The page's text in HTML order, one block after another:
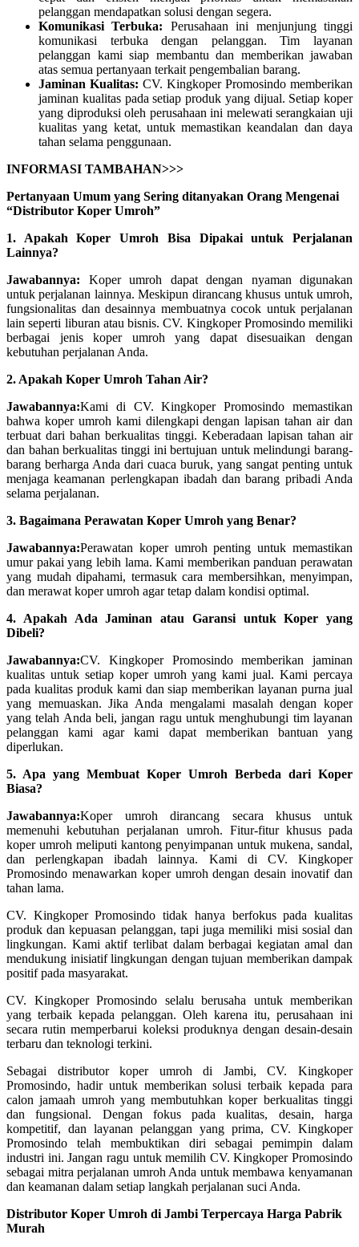
pelanggan mendapatkan solusi dengan segera.
Komunikasi Terbuka: Perusahaan ini menjunjung tinggi
komunikasi terbuka dengan pelanggan. Tim layanan
pelanggan kami siap membantu dan memberikan jawaban
atas semua pertanyaan terkait pengembalian barang.
Jaminan Kualitas: CV. Kingkoper Promosindo memberikan
jaminan kualitas pada setiap produk yang dijual. Setiap koper
yang diproduksi oleh perusahaan ini melewati serangkaian uji
kualitas yang ketat, untuk memastikan keandalan dan daya
tahan selama penggunaan.
INFORMASI TAMBAHAN>>>
Pertanyaan Umum yang Sering ditanyakan Orang Mengenai
“Distributor Koper Umroh”
1. Apakah Koper Umroh Bisa Dipakai untuk Perjalanan
Lainnya?
Jawabannya: Koper umroh dapat dengan nyaman digunakan
untuk perjalanan lainnya. Meskipun dirancang khusus untuk umroh,
fungsionalitas dan desainnya membuatnya cocok untuk perjalanan
lain seperti liburan atau bisnis. CV. Kingkoper Promosindo memiliki
berbagai jenis koper umroh yang dapat disesuaikan dengan
kebutuhan perjalanan Anda.
2. Apakah Koper Umroh Tahan Air?
Jawabannya:Kami di CV. Kingkoper Promosindo memastikan
bahwa koper umroh kami dilengkapi dengan lapisan tahan air dan
terbuat dari bahan berkualitas tinggi. Keberadaan lapisan tahan air
dan bahan berkualitas tinggi ini bertujuan untuk melindungi barang-
barang berharga Anda dari cuaca buruk, yang sangat penting untuk
menjaga keamanan perlengkapan ibadah dan barang pribadi Anda
selama perjalanan.
3. Bagaimana Perawatan Koper Umroh yang Benar?
Jawabannya:Perawatan koper umroh penting untuk memastikan
umur pakai yang lebih lama. Kami memberikan panduan perawatan
yang mudah dipahami, termasuk cara membersihkan, menyimpan,
dan merawat koper umroh agar tetap dalam kondisi optimal.
4. Apakah Ada Jaminan atau Garansi untuk Koper yang
Dibeli?
Jawabannya:CV. Kingkoper Promosindo memberikan jaminan
kualitas untuk setiap koper umroh yang kami jual. Kami percaya
pada kualitas produk kami dan siap memberikan layanan purna jual
yang memuaskan. Jika Anda mengalami masalah dengan koper
yang telah Anda beli, jangan ragu untuk menghubungi tim layanan
pelanggan kami agar kami dapat memberikan bantuan yang
diperlukan.
5. Apa yang Membuat Koper Umroh Berbeda dari Koper
Biasa?
Jawabannya:Koper umroh dirancang secara khusus untuk
memenuhi kebutuhan perjalanan umroh. Fitur-fitur khusus pada
koper umroh meliputi kantong penyimpanan untuk mukena, sandal,
dan perlengkapan ibadah lainnya. Kami di CV. Kingkoper
Promosindo menawarkan koper umroh dengan desain inovatif dan
tahan lama.
CV. Kingkoper Promosindo tidak hanya berfokus pada kualitas
produk dan kepuasan pelanggan, tapi juga memiliki misi sosial dan
lingkungan. Kami aktif terlibat dalam berbagai kegiatan amal dan
mendukung inisiatif lingkungan dengan tujuan memberikan dampak
positif pada masyarakat.
CV. Kingkoper Promosindo selalu berusaha untuk memberikan
yang terbaik kepada pelanggan. Oleh karena itu, perusahaan ini
secara rutin memperbarui koleksi produknya dengan desain-desain
terbaru dan teknologi terkini.
Sebagai distributor koper umroh di Jambi, CV. Kingkoper
Promosindo, hadir untuk memberikan solusi terbaik kepada para
calon jamaah umroh yang membutuhkan koper berkualitas tinggi
dan fungsional. Dengan fokus pada kualitas, desain, harga
kompetitif, dan layanan pelanggan yang prima, CV. Kingkoper
Promosindo telah membuktikan diri sebagai pemimpin dalam
industri ini. Jangan ragu untuk memilih CV. Kingkoper Promosindo
sebagai mitra perjalanan umroh Anda untuk membawa kenyamanan
dan keamanan dalam setiap langkah perjalanan suci Anda.
Distributor Koper Umroh di Jambi Terpercaya Harga Pabrik
Murah